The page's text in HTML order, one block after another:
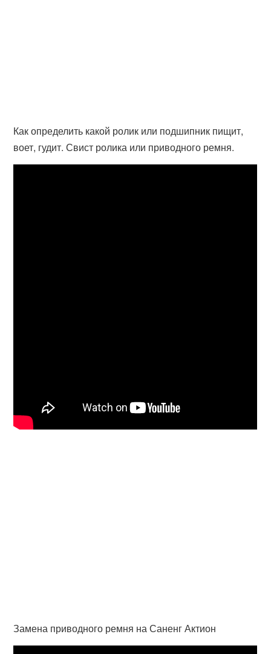
Как определить какой ролик или подшипник пищит,
воет, гудит. Свист ролика или приводного ремня.
Замена приводного ремня на Саненг Актион